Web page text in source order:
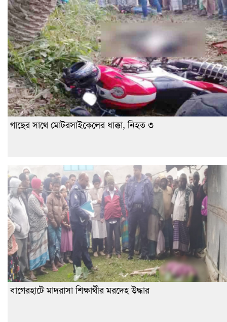
গাছের সাথে মোটরসাইকেলের ধাক্কা, নিহত ৩
বাগেরহাটে মাদরাসা শিক্ষার্থীর মরদেহ উদ্ধার